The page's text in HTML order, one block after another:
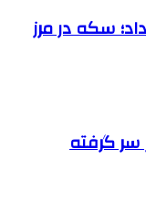
سکه در مرز
سر گرفته